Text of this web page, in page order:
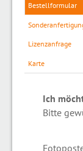
Bestellformular
Lizenzanfrage
Karte
Ich
Bitte